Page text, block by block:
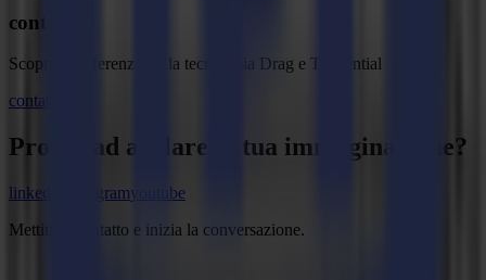
contattaci
Scopri la differenza tra la tecnologia Drag e Tangential
contattaci
Pronto ad affilare la tua immaginazione?
linkedin instagramyoutube
Mettiti in contatto e inizia la conversazione.